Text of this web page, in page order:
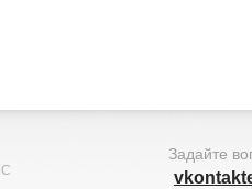
Задайте